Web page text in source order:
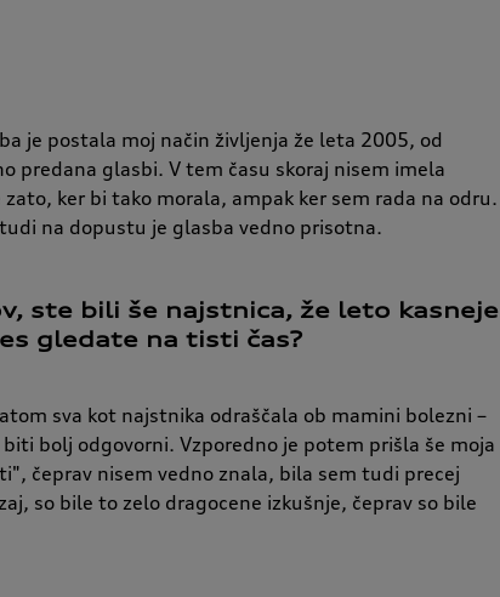
je postala moj način življenja že leta 2005, od
predana glasbi. V tem času skoraj nisem imela
ker bi tako morala, ampak ker sem rada na odru.
na dopustu je glasba vedno prisotna.
ste bili še najstnica, že leto kasneje
gledate na tisti čas?
sva kot najstnika odraščala ob mamini bolezni –
bolj odgovorni. Vzporedno je potem prišla še moja
čeprav nisem vedno znala, bila sem tudi precej
so bile to zelo dragocene izkušnje, čeprav so bile